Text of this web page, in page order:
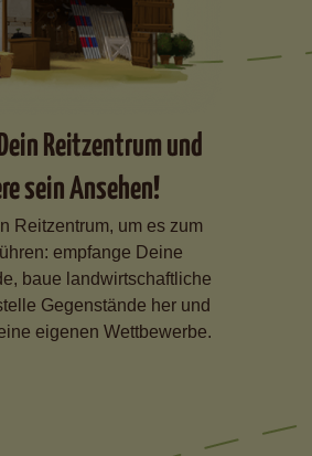
Reitzentrum und
sein Ansehen!
Reitzentrum, um es zum
empfange Deine
baue landwirtschaftliche
Gegenstände her und
eigenen Wettbewerbe.